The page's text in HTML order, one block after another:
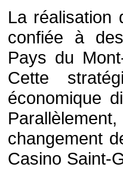
La réalisation
confiée à
Pays du
Cette
économique
changement
Casino Saint-